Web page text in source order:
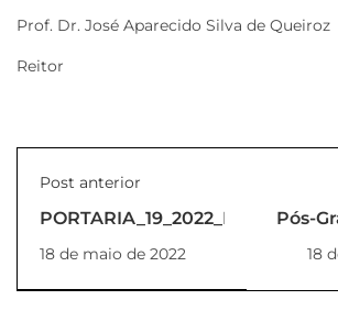
Prof. Dr. José Aparecido Silva de Queiroz
Reitor
Post anterior
PORTARIA_19_2022_REITORIA
18 de maio de 2022
Pós-
cidade
18